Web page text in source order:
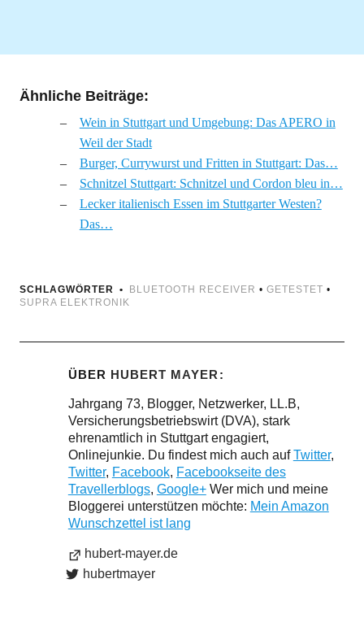
Ähnliche Beiträge:
Wein in Stuttgart und Umgebung: Das APERO in
Weil der Stadt
Burger, Currywurst und Fritten in Stuttgart: Das…
Schnitzel Stuttgart: Schnitzel und Cordon bleu in…
Lecker italienisch Essen im Stuttgarter Westen?
Das…
SCHLAGWÖRTER BLUETOOTH RECEIVER • GETESTET •
SUPRA ELEKTRONIK
ÜBER HUBERT MAYER
Jahrgang 73, Blogger, Netzwerker, LL.B,
Versicherungsbetriebswirt (DVA), stark
ehrenamtlich in Stuttgart engagiert,
Onlinejunkie. Du findest mich auch aufTwitter,
Twitter, Facebook, Facebookseite des
Travellerblogs, Google+Wer mich und meine
Bloggerei unterstützen möchte: Mein Amazon
Wunschzettel ist lang
hubert-mayer.de
hubertmayer